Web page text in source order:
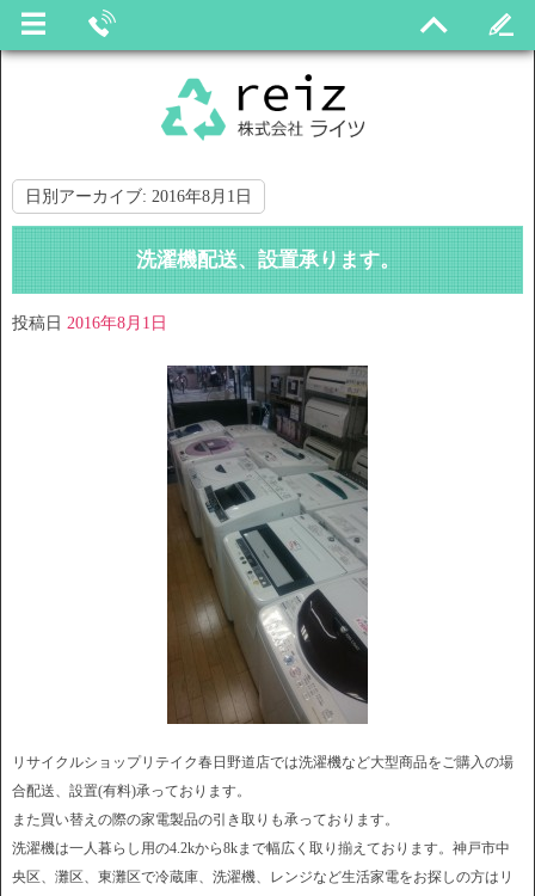
日別アーカイブ: 2016年8月1日
洗濯機配送、設置承ります。
投稿日 2016年8月1日
リサイクルショップリテイク春日野道店では洗濯機など大型商品をご購入の場
合配送、設置(有料)承っております。
また買い替えの際の家電製品の引き取りも承っております。
洗濯機は一人暮らし用の4.2kから8kまで幅広く取り揃えております。神戸市中
央区、灘区、東灘区で冷蔵庫、洗濯機、レンジなど生活家電をお探しの方はリ